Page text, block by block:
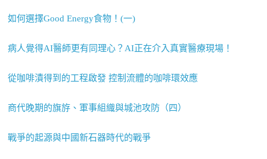
如何選擇Good Energy食物！(一)
病人覺得AI醫師更有同理心？AI正在介入真實醫療現場！
從咖啡漬得到的工程啟發 控制流體的咖啡環效應
商代晚期的旗斿、軍事組織與城池攻防（四）
戰爭的起源與中國新石器時代的戰爭